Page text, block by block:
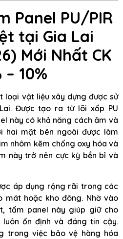
Panel PU/PIR
tại Gia Lai
Mới Nhất CK
– 10%
vật liệu xây dựng được sử
Được tạo ra từ lõi xốp PU
này có khả năng cách âm và
hai mặt bên ngoài được làm
nhôm kẽm chống oxy hóa và
này trở nên cực kỳ bền bỉ và
áp dụng rộng rãi trong các
mát hoặc kho đông. Nhờ vào
tấm panel này giúp giữ cho
ổn định và đáng tin cậy.
trong việc bảo vệ hàng hóa